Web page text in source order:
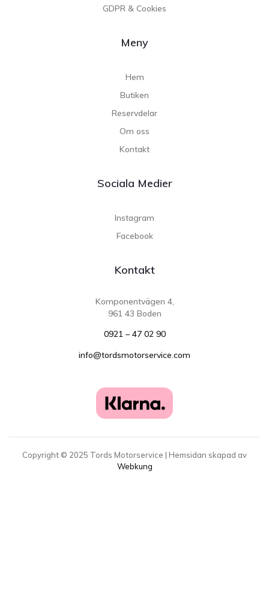
GDPR & Cookies
Meny
Hem
Butiken
Reservdelar
Om oss
Kontakt
Sociala Medier
Instagram
Facebook
Kontakt
Komponentvägen 4,
961 43 Boden
0921 – 47 02 90
info@tordsmotorservice.com
Copyright © 2025 Tords Motorservice | Hemsidan skapad av
Webkung